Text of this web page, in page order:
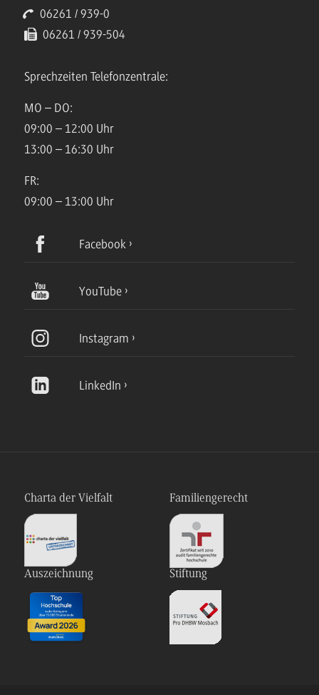
06261 / 939-0
06261 / 939-504
Sprechzeiten Telefonzentrale:
MO – DO:
09:00 – 12:00 Uhr
13:00 – 16:30 Uhr
FR:
09:00 – 13:00 Uhr
Facebook
YouTube
Instagram
LinkedIn
Charta der Vielfalt Familiengerecht
Auszeichnung Stiftung